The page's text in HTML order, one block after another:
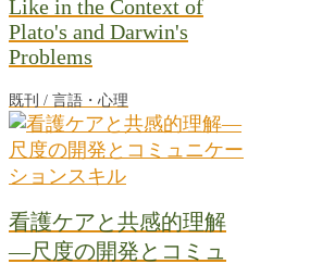
Like in the Context of
Plato's and Darwin's
Problems
既刊 / 言語・心理
看護ケアと共感的理解
―尺度の開発とコミュ